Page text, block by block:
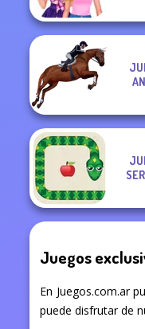
Juegos
En Juegos.com.ar
puede disfrutar de